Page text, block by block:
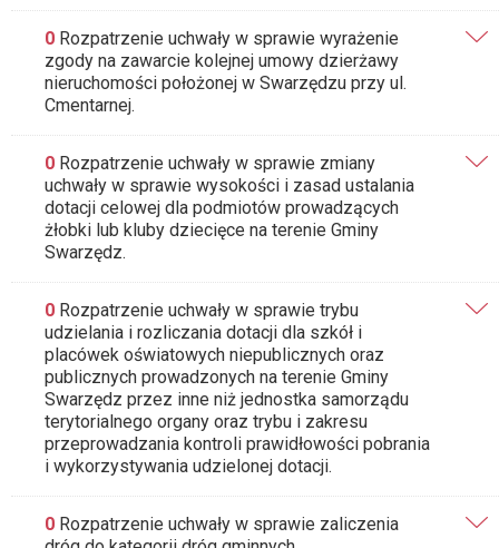
0 Rozpatrzenie uchwały w sprawie wyrażenie
zgody na zawarcie kolejnej umowy dzierżawy
nieruchomości położonej w Swarzędzu przy ul.
Cmentarnej.
0 Rozpatrzenie uchwały w sprawie zmiany
uchwały w sprawie wysokości i zasad ustalania
dotacji celowej dla podmiotów prowadzących
żłobki lub kluby dziecięce na terenie Gminy
Swarzędz.
0 Rozpatrzenie uchwały w sprawie trybu
udzielania i rozliczania dotacji dla szkół i
placówek oświatowych niepublicznych oraz
publicznych prowadzonych na terenie Gminy
Swarzędz przez inne niż jednostka samorządu
terytorialnego organy oraz trybu i zakresu
przeprowadzania kontroli prawidłowości pobrania
i wykorzystywania udzielonej dotacji.
0 Rozpatrzenie uchwały w sprawie zaliczenia